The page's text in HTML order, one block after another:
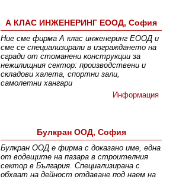
А КЛАС ИНЖЕНЕРИНГ ЕООД, София
Ние сме фирма А клас инженеринг ЕООД и
сме се специализирали в изграждането на
сгради от стоманени конструкции за
нежилищния сектор: производствени и
складови халета, спортни зали,
самолетни хангари
Информация
Булкран ООД, София
Булкран ООД е фирма с доказано име, една
от водещите на пазара в строителния
сектор в България. Специализирана с
обхват на дейност отдаване под наем на